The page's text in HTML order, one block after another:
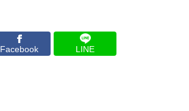
Facebook LINE